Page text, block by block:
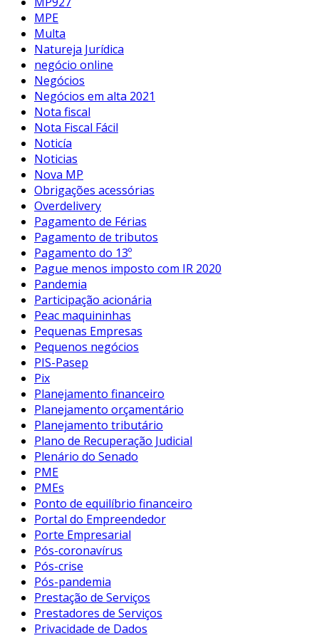
MPE
Multa
Natureja Jurídica
negócio online
Negócios
Negócios em alta 2021
Nota fiscal
Nota Fiscal Fácil
Noticía
Noticias
Nova MP
Obrigações acessórias
Overdelivery
Pagamento de Férias
Pagamento de tributos
Pagamento do 13º
Pague menos imposto com IR 2020
Pandemia
Participação acionária
Peac maquininhas
Pequenas Empresas
Pequenos negócios
PIS-Pasep
Pix
Planejamento financeiro
Planejamento orçamentário
Planejamento tributário
Plano de Recuperação Judicial
Plenário do Senado
PME
PMEs
Ponto de equilíbrio financeiro
Portal do Empreendedor
Porte Empresarial
Pós-coronavírus
Pós-crise
Pós-pandemia
Prestação de Serviços
Prestadores de Serviços
Privacidade de Dados